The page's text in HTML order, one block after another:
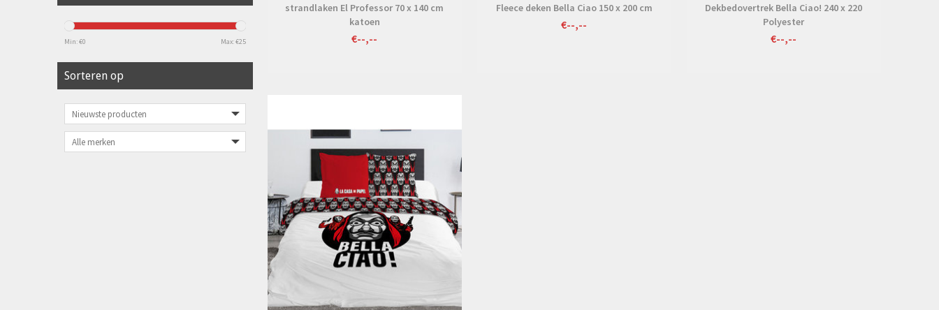
Min: €0 Max: €25
Sorteren op
strandlaken El Professor 70 x 140 cm
katoen
€--,--
Fleece deken Bella Ciao 150 x 200 cm
€--,--
Dekbedovertrek Bella Ciao! 240 x 220
Polyester
€--,--